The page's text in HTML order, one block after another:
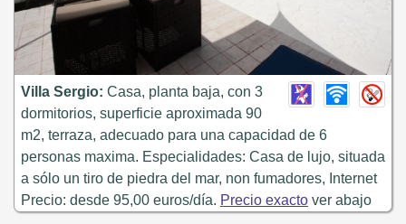
Villa Sergio: Casa, planta baja, con 3
dormitorios, superficie aproximada 90
m2, terraza, adecuado para una capacidad de 6
personas maxima. Especialidades: Casa de lujo, situada
a sólo un tiro de piedra del mar, non fumadores, Internet
Precio: desde 95,00 euros/día. Precio exacto ver abajo